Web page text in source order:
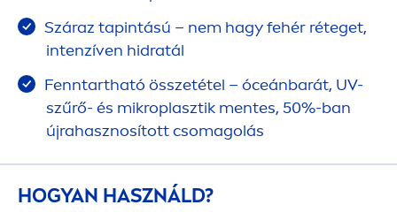
Száraz tapintású – nem hagy fehér réteget,
intenzíven hidratál
Fenntartható összetétel – óceánbarát, UV-
szűrő- és mikroplasztik mentes, 50%-ban
újrahasznosított csomagolás
HOGYAN HASZNÁLD?